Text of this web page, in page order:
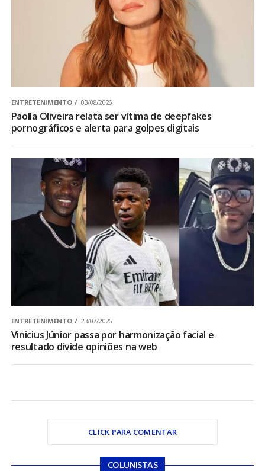
ENTRETENIMENTO 03/08/2026
Paolla Oliveira relata ser vítima de deepfakes
pornográficos e alerta para golpes digitais
ENTRETENIMENTO 23/07/2026
Vinicius Júnior passa por harmonização facial e
resultado divide opiniões na web
CLICK PARA COMENTAR
COLUNISTAS